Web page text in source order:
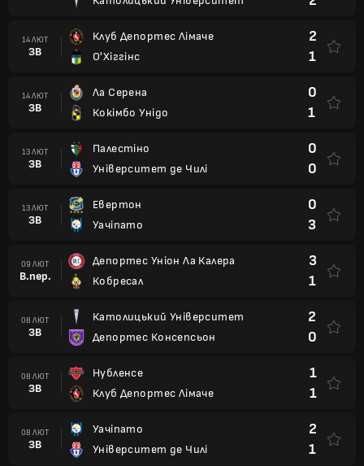
14 ЛЮТ
ЗВ
Клуб Депортес Лімаче
О'Хіггінс
2
1
14 ЛЮТ
ЗВ
Ла Серена
Кокімбо Унідо
0
1
13 ЛЮТ
ЗВ
Палестіно
Університет де Чилі
0
0
13 ЛЮТ
ЗВ
Евертон
Уачіпато
0
3
09 ЛЮТ
В.пер.
Депортес Уніон Ла Калера
Кобресал
3
1
08 ЛЮТ
ЗВ
Католицький Університет
Депортес Консепсьон
2
0
08 ЛЮТ
ЗВ
Нубленсе
Клуб Депортес Лімаче
1
1
08 ЛЮТ
ЗВ
Уачіпато
Університет де Чилі
2
1